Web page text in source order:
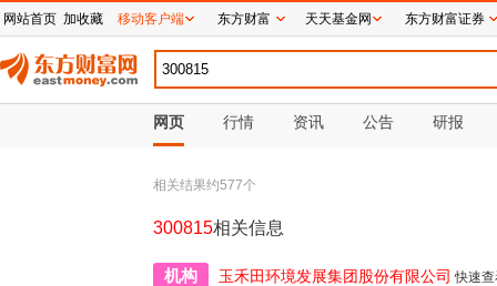
网页 行情 资讯 公告 研报
相关结果约577个
300815相关信息
机构 玉禾田环境发展集团股份有限公司 快速
网站首页 加收藏 移动客户端 东方财富 天天基金网 东方财富证券